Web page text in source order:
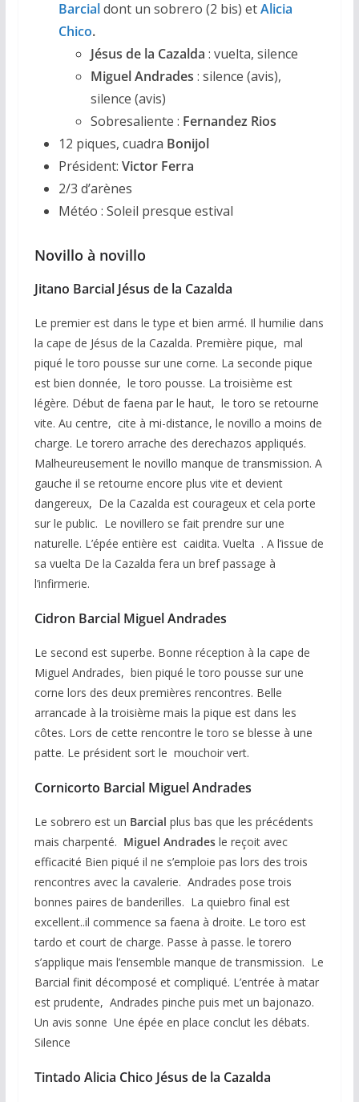
Barcialdont un sobrero (2 bis) etAlicia
Chico.
Jésus de la Cazalda : vuelta, silence
Miguel Andrades : silence (avis),
silence (avis)
Sobresaliente : Fernandez Rios
12 piques, cuadra Bonijol
Président: Victor Ferra
2/3 d’arènes
Météo : Soleil presque estival
Novillo à novillo
Jitano Barcial Jésus de la Cazalda
Le premier est dans le type et bien armé. Il humilie dans
la cape de Jésus de la Cazalda. Première pique, mal
piqué le toro pousse sur une corne. La seconde pique
est bien donnée, le toro pousse. La troisième est
légère. Début de faena par le haut, le toro se retourne
vite. Au centre, cite à mi-distance, le novillo a moins de
charge. Le torero arrache des derechazos appliqués.
Malheureusement le novillo manque de transmission. A
gauche il se retourne encore plus vite et devient
dangereux, De la Cazalda est courageux et cela porte
sur le public. Le novillero se fait prendre sur une
naturelle. L’épée entière est caidita. Vuelta . A l’issue de
sa vuelta De la Cazalda fera un bref passage à
l’infirmerie.
Cidron Barcial Miguel Andrades
Le second est superbe. Bonne réception à la cape de
Miguel Andrades, bien piqué le toro pousse sur une
corne lors des deux premières rencontres. Belle
arrancade à la troisième mais la pique est dans les
côtes. Lors de cette rencontre le toro se blesse à une
patte. Le président sort le mouchoir vert.
Cornicorto Barcial Miguel Andrades
Le sobrero est un Barcial plus bas que les précédents
mais charpenté. Miguel Andradesle reçoit avec
efficacité Bien piqué il ne s’emploie pas lors des trois
rencontres avec la cavalerie. Andrades pose trois
bonnes paires de banderilles. La quiebro final est
excellent..il commence sa faena à droite. Le toro est
tardo et court de charge. Passe à passe. le torero
s’applique mais l’ensemble manque de transmission. Le
Barcial finit décomposé et compliqué. L’entrée à matar
est prudente, Andrades pinche puis met un bajonazo.
Un avis sonne Une épée en place conclut les débats.
Silence
Tintado Alicia Chico Jésus de la Cazalda